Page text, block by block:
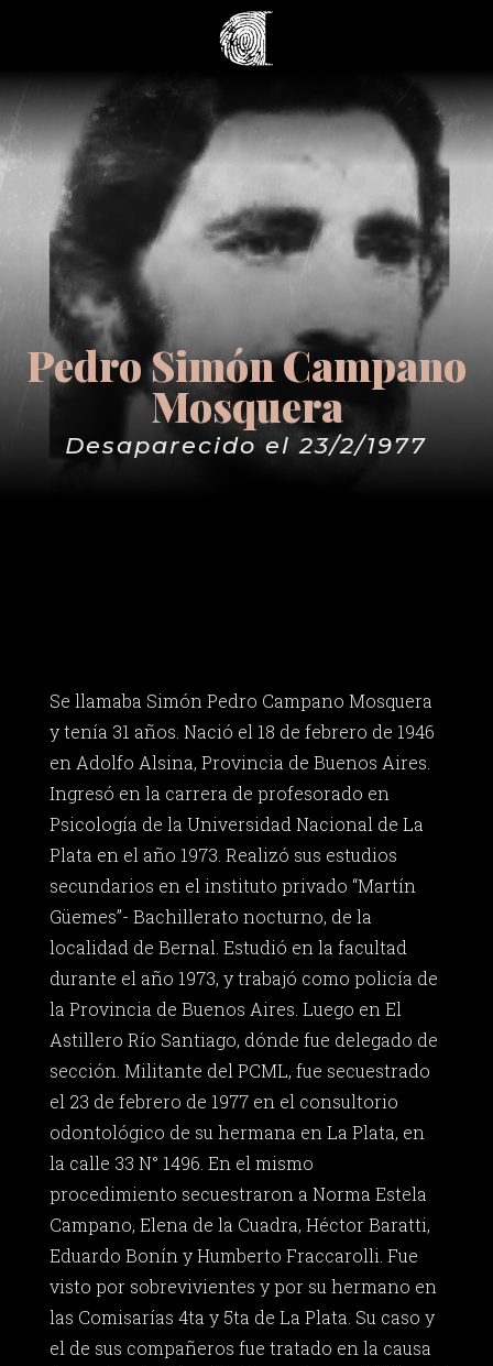
Pedro Simón Campano
Mosquera
Desaparecido el 23/2/1977
Se llamaba Simón Pedro Campano Mosquera
y tenía 31 años. Nació el 18 de febrero de 1946
en Adolfo Alsina, Provincia de Buenos Aires.
Ingresó en la carrera de profesorado en
Psicología de la Universidad Nacional de La
Plata en el año 1973. Realizó sus estudios
secundarios en el instituto privado “Martín
Güemes”- Bachillerato nocturno, de la
localidad de Bernal. Estudió en la facultad
durante el año 1973, y trabajó como policía de
la Provincia de Buenos Aires. Luego en El
Astillero Río Santiago, dónde fue delegado de
sección. Militante del PCML, fue secuestrado
el 23 de febrero de 1977 en el consultorio
odontológico de su hermana en La Plata, en
la calle 33 N° 1496. En el mismo
procedimiento secuestraron a Norma Estela
Campano, Elena de la Cuadra, Héctor Baratti,
Eduardo Bonín y Humberto Fraccarolli. Fue
visto por sobrevivientes y por su hermano en
las Comisarías 4ta y 5ta de La Plata. Su caso y
el de sus compañeros fue tratado en la causa